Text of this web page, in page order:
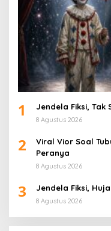
1 Jendela Fiksi, Tak
8 Agustus 2026
2
Viral Vior Soal
Peranya
8 Agustus 2026
3 Jendela Fiksi,
8 Agustus 2026